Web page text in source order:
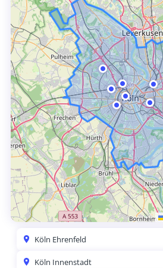
Köln Ehrenfeld
Köln Innenstadt